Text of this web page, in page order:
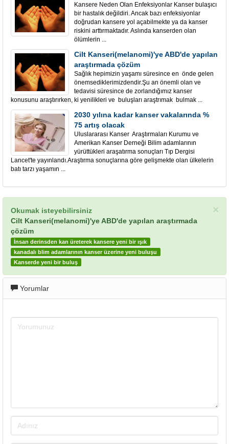
Kansere Neden Olan Enfeksiyonlar Kanser bulaşıcı
bir hastalık değildiri. Ancak bazı enfeksiyonlar
doğrudan kansere yol açabilmekte ya da kanser
riskini arttırmaktadır. Aslında kanserden olan
ölümlerin ...
Cilt Kanseri(melanomi)'ye ABD'de yapılan
araştırmada çözüm
Sağlık hepimizin yaşamı süresince en önde gelen
önemsediklerimizdendir.Şu an önemli olan ve
tedavisi süresince de zorlandığımız kanser
konusunu araştırırken, ki yenilikleri ve buluşları araştrımak bulmak ...
2030 yılına kadar kanser vakalarında %
75 artış olacak
Uluslararası Kanser Araştırmaları Kurumu ve
Amerikan Kanser Derneği Bilim adamlarının
yürüttükleri araşatırma sonuçları Tıp Dergisi
Lancet'te yayınlandı.Araştırma sonuçlarına göre gelişmekte olan ülkelerin
batı tarzı yaşamın ...
×
Okumak isteyebilirsiniz
Cilt Kanseri(melanomi)'ye ABD'de yapılan araştırmada
çözüm
İnsan derinsden kan üreterek kansere yeni bir ışık
kanadalı blim adamlarının kanser üzerine yeni buluşu
Kanserde yeni bir buluş
Yorumlar